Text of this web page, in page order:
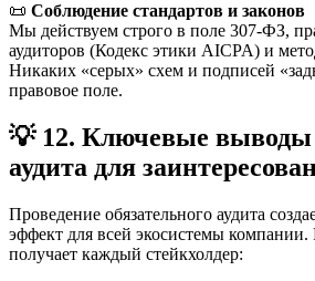
📜 Соблюдение стандартов и законов
Мы действуем строго в поле 307-ФЗ,
аудиторов (Кодекс этики AICPA) и
Никаких «серых» схем и подписей
правовое поле.
💡 12. Ключевые выводы
аудита для
Проведение обязательного аудита
эффект для всей экосистемы компании.
получает каждый стейкхолдер: